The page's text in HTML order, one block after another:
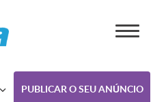
PUBLICAR O SEU ANÚNCIO